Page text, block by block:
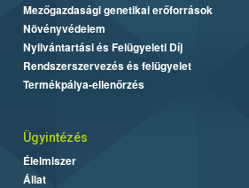
Mezőgazdasági genetikai erőforrások
Növényvédelem
Nyilvántartási és Felügyeleti Díj
Rendszerszervezés és felügyelet
Termékpálya-ellenőrzés
Ügyintézés
Élelmiszer
Állat